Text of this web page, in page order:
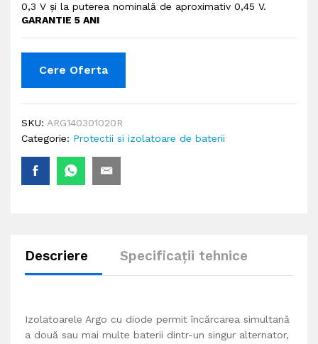
0,3 V și la puterea nominală de aproximativ 0,45 V.
GARANTIE 5 ANI
Cere Oferta
SKU: ARG140301020R
Categorie: Protectii si izolatoare de baterii
Descriere Specificații tehnice
Izolatoarele Argo cu diode permit încărcarea simultană
a două sau mai multe baterii dintr-un singur alternator,